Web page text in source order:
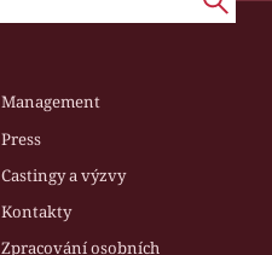
Management
Press
Castingy a výzvy
Kontakty
Zpracování osobních